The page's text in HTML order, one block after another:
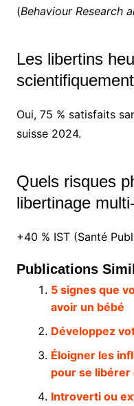
(Behaviour Research
Les libertins
Oui, 75 % satisfaits
suisse 2024.
Quels risques
libertinage
+40 % IST (Santé
Publications
5 signes que
avoir un bébé
Développez
Éloigner les
pour se
Introverti ou